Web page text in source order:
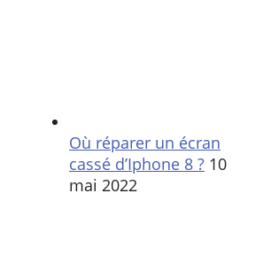
Où réparer un écran
cassé d’Iphone 8 ? 10
mai 2022